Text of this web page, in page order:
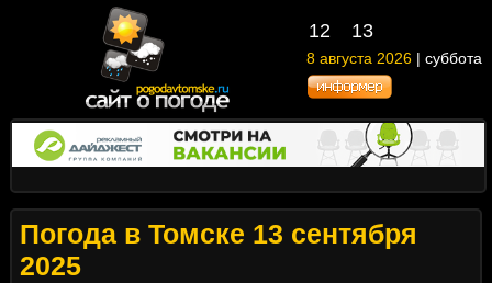
12 13
8 августа 2026 | суббота
Погода в Томске 13 сентября
2025